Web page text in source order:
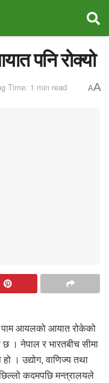
पनि रोक्यो
Time: 1 min read AA
पाम आयलको आयात रोकेको
। नेपाल र भारतबीच सीमा
। उद्योग, वाणिज्य तथा
कदमपछि मन्त्रालयले